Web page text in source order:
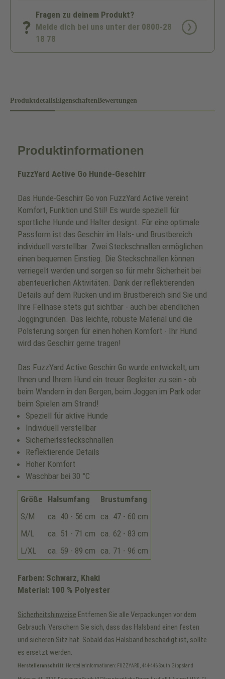
Fragen zu deinem Produkt?
Melde dich bei uns unter der 0800-28
18 78
ProduktdetailsEigenschaftenBewertungen
Produktinformationen
FuzzYard Active Go Hunde-Geschirr
Das Hunde-Geschirr Go von FuzzYard Active vereint
Komfort, Funktion und Stil! Es wurde speziell für
sportliche Hunde und Halter designt. Für eine optimale
Passform ist das Geschirr im Hals- und Brustbereich
individuell verstellbar. Zwei Steckschnallen ermöglichen
einen bequemen Einstieg. Die Steckschnallen können
verriegelt werden und sorgen so für mehr Sicherheit bei
abenteuerlichen Aktivitäten. Dank der reflektierenden
Details auf dem Rücken und im Brustbereich sind Sie und
Ihre Fellnase stets gut sichtbar - auch bei abendlichen
Joggingrunden. Das leichte, robuste Material und die
Polsterung sorgen für einen hohen Komfort - Ihr Hund
wird das Geschirr gerne tragen!
Das FuzzYard Active Geschirr Go wurde entwickelt, um
Ihnen und Ihrem Hund ein treuer Begleiter zu sein - ob
beim Wandern in den Bergen, beim Joggen im Park oder
beim Spielen am Strand!
Speziell für aktive Hunde
Individuell verstellbar
Sicherheitssteckschnallen
Reflektierende Details
Hoher Komfort
Waschbar bei 30 °C
Größe Halsumfang
Brustumfang
S/M
ca. 40 - 56 cm ca. 47 - 60 cm
M/L
ca. 51 - 71 cm ca. 62 - 83 cm
L/XL
ca. 59 - 89 cm ca. 71 - 96 cm
Farben: Schwarz, Khaki
Material: 100 % Polyester
Sicherheitshinweise Entfernen Sie alle Verpackungen vor dem
Gebrauch. Versichern Sie sich, dass das Halsband einen festen
und sicheren Sitz hat. Sobald das Halsband beschädigt ist, sollte
es ersetzt werden.
Herstelleranschrift: Herstellerinformationen: FUZZYARD, 444-446 South Gippsland